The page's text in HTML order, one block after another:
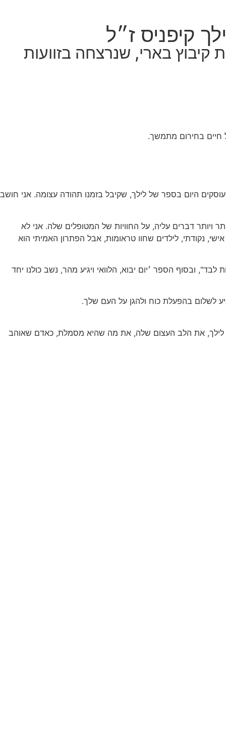
קיפניס ז״ל
קיבוץ בארי, שנרצחה בזוועות
חיים בחירום מתמשך.
היום בספר של לילך, שקיבל בזמנו תהודה עצומה. אני חושב
דברים עליה, על החוויות של המטופלים שלה. אני לא
נקודתי, לילדים שחוו טראומות, אבל הפתרון האמיתי הוא
ובסוף הספר ׳יום יבוא, הלוואי ויגיע מהר, נשב כולנו יחד
לשלום בהפעלת כוח ולהגן על העם שלך.
לילך, את הלב העצום שלה, את מה שהיא מסמלת, כאדם שאוהב